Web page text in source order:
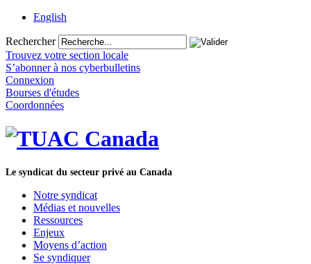
English
Rechercher
Trouvez votre section locale
S’abonner à nos cyberbulletins
Connexion
Bourses d'études
Coordonnées
Le syndicat du secteur privé au Canada
Notre syndicat
Médias et nouvelles
Ressources
Enjeux
Moyens d’action
Se syndiquer